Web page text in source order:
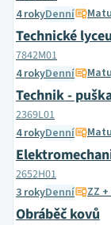
4 rokyDenní
Technické
7842M01
4 rokyDenní
Technik -
2369L01
4 rokyDenní
2652H01
3 rokyDenní ZZ
Obráběč kovů